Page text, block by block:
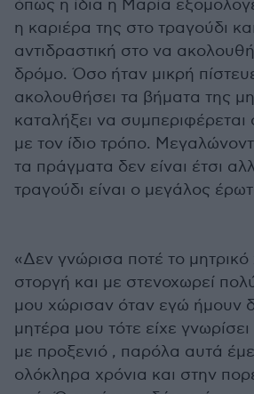
όπως η ίδια η Μαρία
η καριέρα της στο τραγούδι
αντιδραστική στο να
δρόμο. Όσο ήταν μικρή
ακολουθήσει τα βήματα της
καταλήξει να συμπεριφέρεται
με τον ίδιο τρόπο.
τα πράγματα δεν είναι έτσι
τραγούδι είναι ο μεγάλος
«Δεν γνώρισα ποτέ το μητρικό
στοργή και με στενοχωρεί
μου χώρισαν όταν εγώ ήμουν
μητέρα μου τότε είχε
με προξενιό , παρόλα αυτά
ολόκληρα χρόνια και στην